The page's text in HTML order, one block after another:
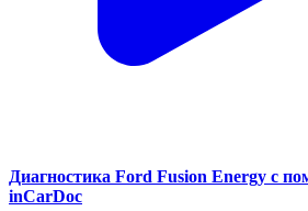
Диагностика Ford Fusion Energy с
inCarDoc